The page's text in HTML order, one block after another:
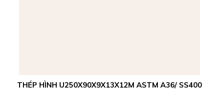
THÉP HÌNH U250X90X9X13X12M ASTM A36/ SS400